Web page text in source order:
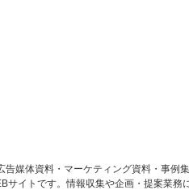
告媒体資料・マーケティング資料・事
サイトです。情報収集や企画・提案業務